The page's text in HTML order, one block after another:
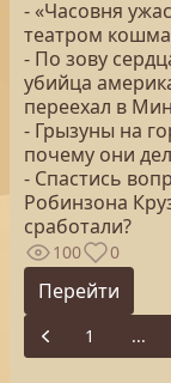
- «Часовня
театром
- По зову
убийца
переехал в
- Грызуны на
почему они
- Спастись
Робинзона
сработали?
100 0
Перейти
Previous
1 ...